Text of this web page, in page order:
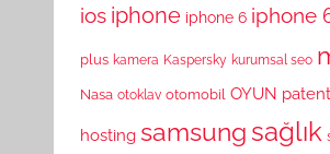
ios iphone iphone 6 iphone
plus kamera Kaspersky kurumsal seo
Nasa otoklav otomobil OYUN patent
hosting samsung sağlık